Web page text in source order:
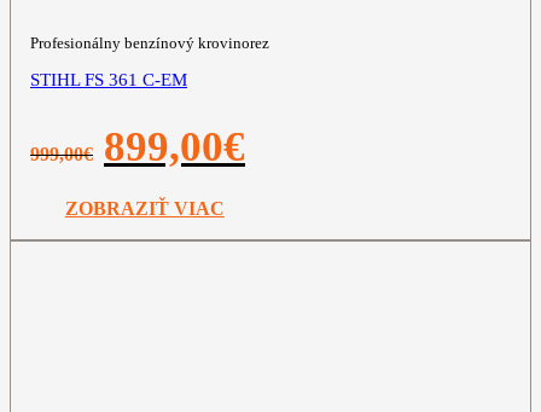
Profesionálny benzínový krovinorez
STIHL FS 361 C-EM
999,00€
Pôvodná
cena
999,00€.
899,00€
ZOBRAZIŤ VIAC